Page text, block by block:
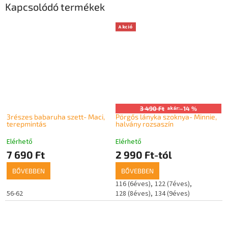
Kapcsolódó termékek
3részes babaruha szett- Maci,
terepmintás
Elérhető
7 690 Ft
BŐVEBBEN
56-62
Akció
3 490 Ft akár:–14 %
Pörgős lányka szoknya- Minnie,
halvány rozsaszín
Elérhető
2 990 Ft-tól
BŐVEBBEN
116 (6éves) 122 (7éves)
128 (8éves) 134 (9éves)